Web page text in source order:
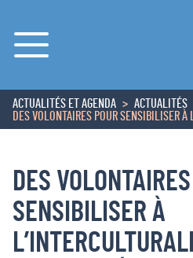
Menu
ACCUEIL
ACTUALITÉS ET AGENDA
ACTUALITÉS
DES VOLONTAIRES POUR SENSIBILISER
DES
SENSIBILISER À